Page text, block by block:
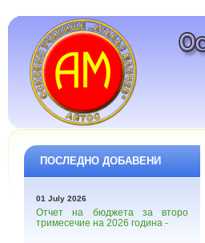
ПОСЛЕДНО ДОБАВЕНИ
01 July 2026
Отчет на бюджета за второ
тримесечие на 2026 година -